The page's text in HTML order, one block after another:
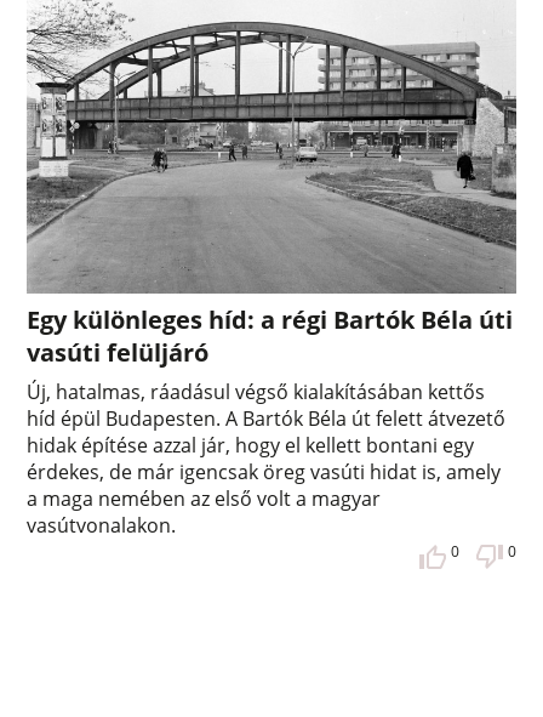
Egy különleges híd: a régi Bartók Béla úti
vasúti felüljáró
Új, hatalmas, ráadásul végső kialakításában kettős
híd épül Budapesten. A Bartók Béla út felett átvezető
hidak építése azzal jár, hogy el kellett bontani egy
érdekes, de már igencsak öreg vasúti hidat is, amely
a maga nemében az első volt a magyar
vasútvonalakon.
0 0